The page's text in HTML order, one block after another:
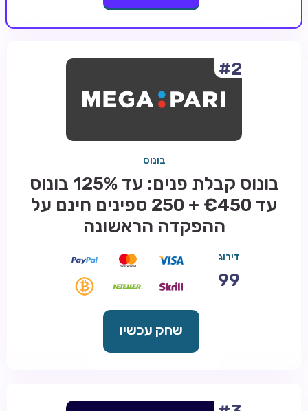
בלוג וחדשות#2
בונוס
בונוס קבלת פנים: עד 125% בונוס
עד €450 + 250 ספינים חינם על
ההפקדה הראשונה
דירוג
99
שחק עכשיו